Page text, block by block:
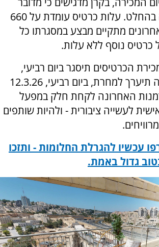
בישורת האחרונה בהחלט. עלות כרטיס עומדת על 660
מתקיים מבצע במסגרתו כל
כרטיס נוסף ללא עלות.
הכרטיסים תיסגר ביום רביעי,
11.3.26, וההגרלה תיערך למחרת, ביום רביעי, 12.3.26
האחרונה לקחת חלק במפעל
לעשייה ציבורית - ולהיות שותפים
עכשיו להגרלת החלומות - ותזכו
גדול באמת.